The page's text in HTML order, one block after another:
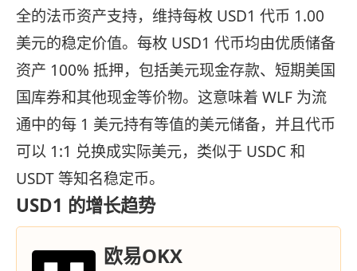
全的法币资产支持，维持每枚 USD1 代币 1.00
美元的稳定价值。每枚 USD1 代币均由优质储备
资产 100% 抵押，包括美元现金存款、短期美国
国库券和其他现金等价物。这意味着 WLF 为流
通中的每 1 美元持有等值的美元储备，并且代币
可以 1:1 兑换成实际美元，类似于 USDC 和
USDT 等知名稳定币。
USD1 的增长趋势
欧易OKX